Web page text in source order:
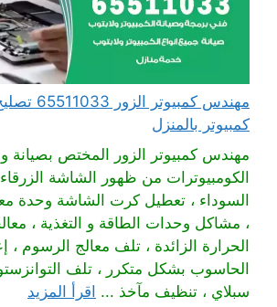
مهندس
كمبيوتر بالمنزل
مهندس كمبيوتر الزور المختص بصيانة
الكومبيوترات من ظهور الشاشة
السوداء ، تعطيل كرت الشاشة وحدة
، مشاكل وحدات الطاقة و التغذية ،
الحرارة الزائدة ، تلف معالج الرسوم ،
الحاسوب بشكل متكرر ، تلف
سبلاي ، تنظيف مآخذ ... اقرأ المزيد